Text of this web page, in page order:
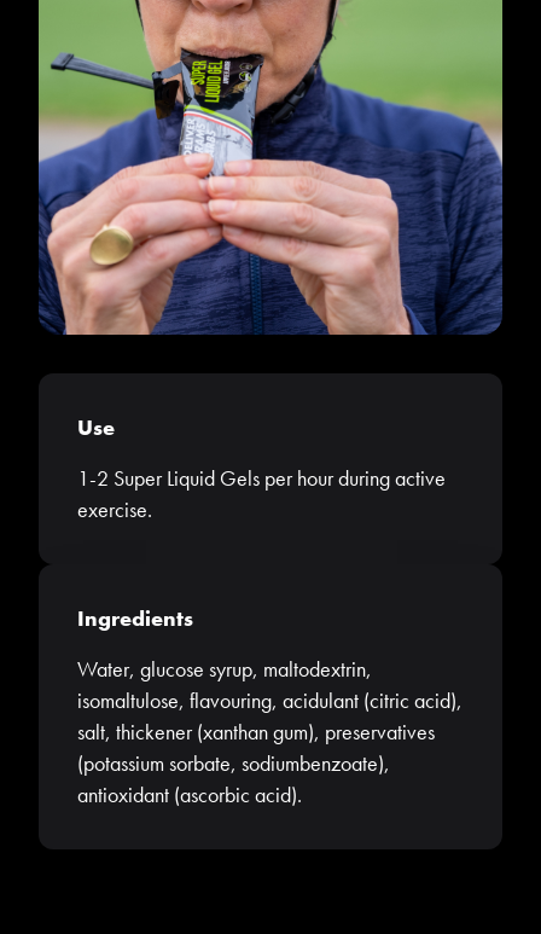
Use
1-2 Super Liquid Gels per hour during active
exercise.
Ingredients
Water, glucose syrup, maltodextrin,
isomaltulose, flavouring, acidulant (citric acid),
salt, thickener (xanthan gum), preservatives
(potassium sorbate, sodiumbenzoate),
antioxidant (ascorbic acid).